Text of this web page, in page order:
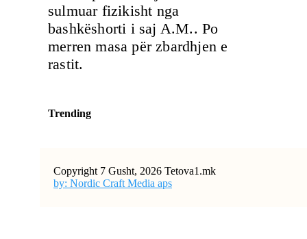
sulmuar fizikisht nga
bashkëshorti i saj A.M.. Po
merren masa për zbardhjen e
rastit.
Trending
Copyright 7 Gusht, 2026 Tetova1.mk
by: Nordic Craft Media aps